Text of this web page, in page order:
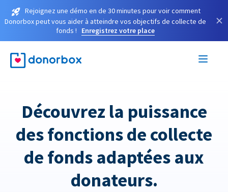
Rejoignez une démo en de 30 minutes pour voir comment
Donorbox peut vous aider à atteindre vos objectifs de collecte de
fonds !
Enregistrez votre place
×
Découvrez la puissance
des fonctions de collecte
de fonds adaptées aux
donateurs.